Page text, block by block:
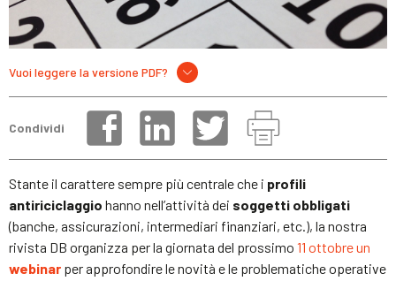
Vuoi leggere la versione PDF?
Condividi
Stante il carattere sempre più centrale che i profili
antiriciclaggio hanno nell’attività dei soggetti obbligati
(banche, assicurazioni, intermediari finanziari, etc.), la nostra
rivista DB organizza per la giornata del prossimo 11 ottobre un
webinar per approfondire le novità e le problematiche operative